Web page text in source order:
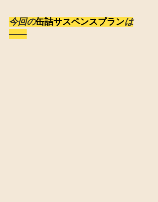
今回の缶詰サスペンスプランは
――